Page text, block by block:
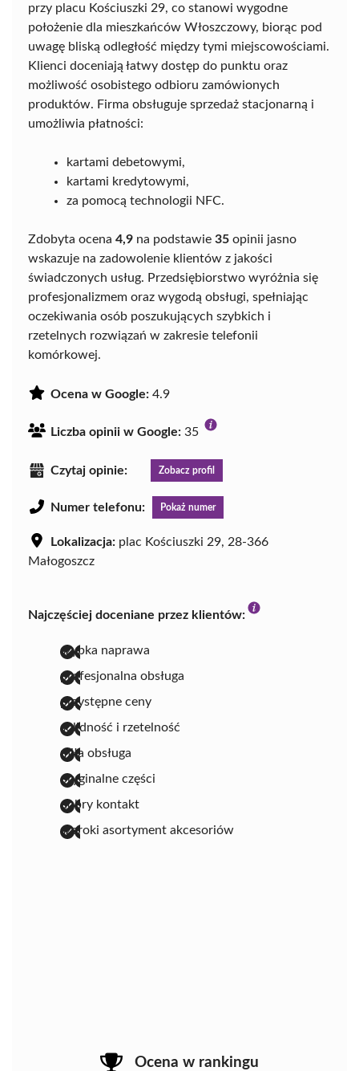
przy placu Kościuszki 29, co stanowi wygodne
położenie dla mieszkańców Włoszczowy, biorąc pod
uwagę bliską odległość między tymi miejscowościami.
Klienci doceniają łatwy dostęp do punktu oraz
możliwość osobistego odbioru zamówionych
produktów. Firma obsługuje sprzedaż stacjonarną i
umożliwia płatności:
kartami debetowymi,
kartami kredytowymi,
za pomocą technologii NFC.
Zdobyta ocena 4,9 na podstawie 35 opinii jasno
wskazuje na zadowolenie klientów z jakości
świadczonych usług. Przedsiębiorstwo wyróżnia się
profesjonalizmem oraz wygodą obsługi, spełniając
oczekiwania osób poszukujących szybkich i
rzetelnych rozwiązań w zakresie telefonii
komórkowej.
Ocena w Google: 4.9
Liczba opinii w Google: 35
Czytaj opinie: Zobacz profil
Numer telefonu: Pokaż numer
Lokalizacja: plac Kościuszki 29, 28-366
Małogoszcz
Najczęściej doceniane przez klientów:
szybka naprawa
profesjonalna obsługa
przystępne ceny
solidność i rzetelność
miła obsługa
oryginalne części
dobry kontakt
szeroki asortyment akcesoriów
Ocena w rankingu